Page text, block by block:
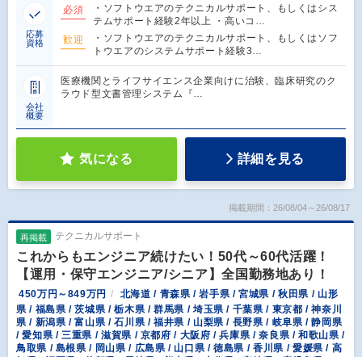
応募
資格
必須
・ソフトウエアのテクニカルサポート、もしくはシス
テムサポート経験2年以上 ・高いコ…
歓迎
・ソフトウエアのテクニカルサポート、もしくはソフ
トウエアのシステムサポート経験3…
会社
概要
医療機関とライフサイエンス企業向けに治験、臨床研究のク
ラウド型文書管理システム『…
気になる 詳細を見る
掲載期間：26/08/04～26/08/17
再掲載 テクニカルサポート
これからもエンジニア続けたい！50代～60代活躍！
【運用・保守エンジニア/シニア】全国勤務地あり！
450万円～849万円
北海道 / 青森県 / 岩手県 / 宮城県 / 秋田県 / 山形
県 / 福島県 / 茨城県 / 栃木県 / 群馬県 / 埼玉県 / 千葉県 / 東京都 / 神奈川
県 / 新潟県 / 富山県 / 石川県 / 福井県 / 山梨県 / 長野県 / 岐阜県 / 静岡県
/ 愛知県 / 三重県 / 滋賀県 / 京都府 / 大阪府 / 兵庫県 / 奈良県 / 和歌山県 /
鳥取県 / 島根県 / 岡山県 / 広島県 / 山口県 / 徳島県 / 香川県 / 愛媛県 / 高